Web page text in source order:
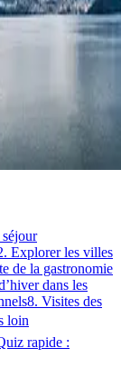
Explorer les villes
de la gastronomie
dans les
8. Visites des
loin
rapide :